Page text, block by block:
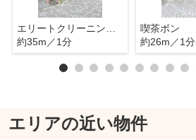
約35m／1分
喫茶ボン
約26m／1分
エリアの近い物件